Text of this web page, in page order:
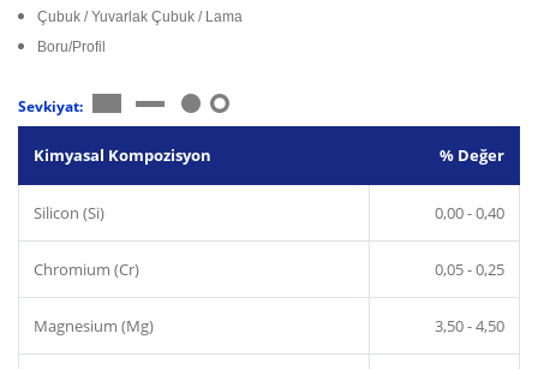
Çubuk / Yuvarlak Çubuk / Lama
Boru/Profil
Sevkiyat:
Kimyasal Kompozisyon % Değer
Silicon (Si) 0,00 - 0,40
Chromium (Cr) 0,05 - 0,25
Magnesium (Mg) 3,50 - 4,50